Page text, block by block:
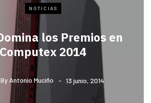
NOTICIAS
los Premios en
Computex 2014
By Antonio Muciño 13 junio, 2014